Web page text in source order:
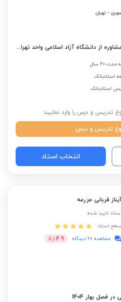
- تهران
کارشناسی ارشد راهنمایی و مشاوره از دانشگاه آزاد اسلامی واحد تهران مرکزی
20 سال
استادبانک
استادبانک
تدریس و درس را وارد نمایید:
تدریس و درس
انتخاب استاد
قربانی مزرعه
استاد تایید شده
سطح استاد:
مشاهده 60 دیدگاه
4.9 از 5
فصل بهار 1404